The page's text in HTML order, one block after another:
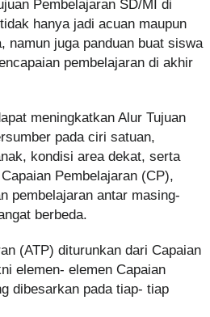
Pembelajaran SD/MI di
hanya jadi acuan maupun
namun juga panduan buat siswa
pembelajaran di akhir
meningkatkan Alur Tujuan
pada ciri satuan,
kondisi area dekat, serta
Pembelajaran (CP),
pembelajaran antar masing-
berbeda.
(ATP) diturunkan dari Capaian
elemen- elemen Capaian
dibesarkan pada tiap- tiap